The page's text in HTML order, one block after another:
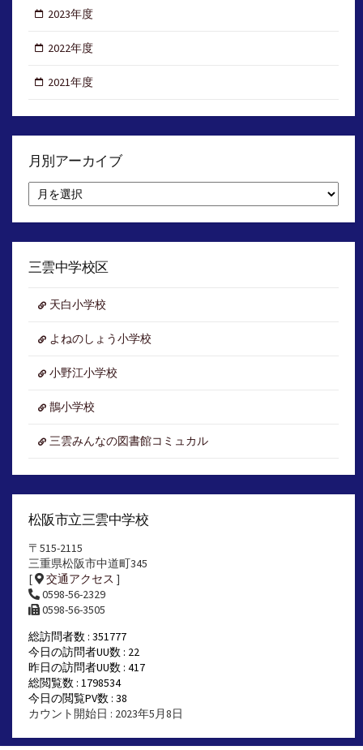
2023年度
2022年度
2021年度
月別アーカイブ
別
ア
イ
三雲中学校区
天白小学校
よねのしょう小学校
小野江小学校
鵲小学校
三雲みんなの図書館コミュカル
松阪市立三雲中学校
〒515-2115
三重県松阪市中道町345
[
交通アクセス ]
0598-56-2329
0598-56-3505
総訪問者数 : 351777
今日の訪問者UU数 : 22
昨日の訪問者UU数 : 417
総閲覧数 : 1798534
今日の閲覧PV数 : 38
カウント開始日 : 2023年5月8日